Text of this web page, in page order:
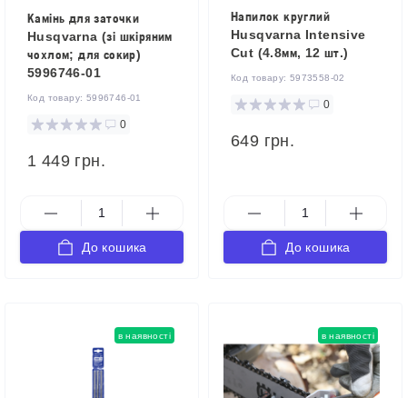
Камінь для заточки
Husqvarna (зі шкіряним
чохлом; для сокир)
5996746-01
Код товару: 5996746-01
0
1 449 грн.
До кошика
Напилок круглий
Husqvarna Intensive
Cut (4.8мм, 12 шт.)
Код товару: 5973558-02
0
649 грн.
До кошика
в наявності в наявності